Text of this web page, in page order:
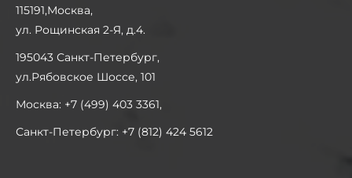
115191,Москва,
ул. Рощинская 2-Я, д.4.
195043 Санкт-Петербург,
ул.Рябовское Шоссе, 101
Москва: +7 (499) 403 3361,
Санкт-Петербург: +7 (812) 424 5612